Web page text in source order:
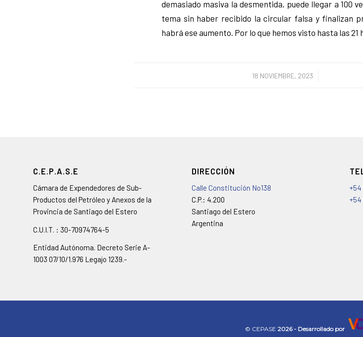
demasiado masiva la desmentida, puede llegar a 100
tema sin haber recibido la circular falsa y finalizan
habrá ese aumento. Por lo que hemos visto hasta las 21
18 NOVIEMBRE, 2023
/
C.E.P.A.S.E
Cámara de Expendedores de Sub-
Productos del Petróleo y Anexos de la
Provincia de Santiago del Estero
C.U.I.T. : 30-70974764-5
Entidad Autónoma. Decreto Serie A-
1003 07/10/1.976 Legajo 1239.-
DIRECCIÓN
Calle Constitución No138
C.P.: 4.200
Santiago del Estero
Argentina
©️ CEPASE 2026 - Desarrollado por